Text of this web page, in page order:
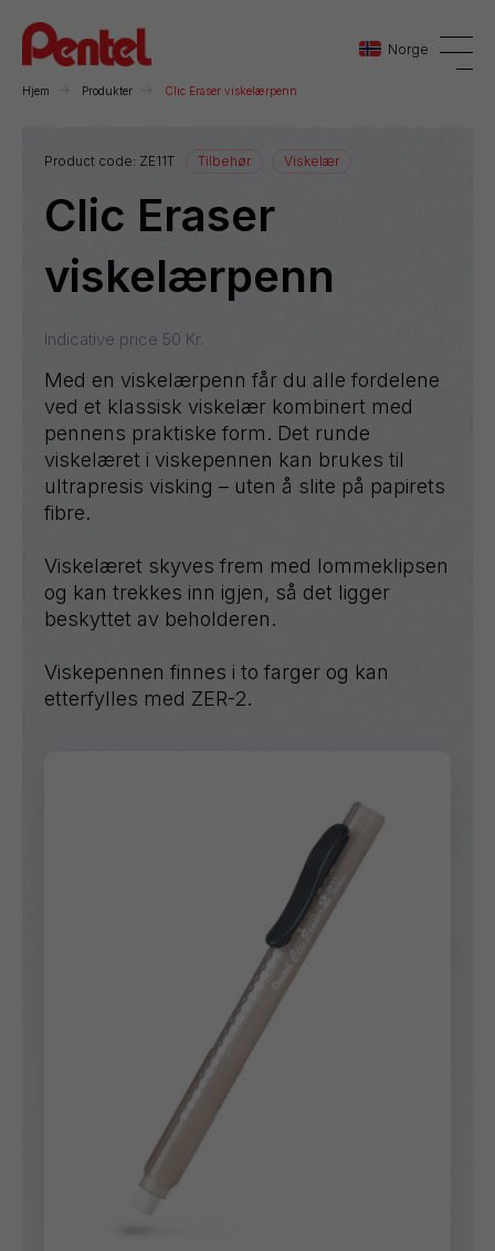
Norge
Danmark
Sverige
Hjem Produkter Clic Eraser viskelærpenn
Product code: ZE11T Tilbehør Viskelær
Clic Eraser
viskelærpenn
Indicative price 50 Kr.
Med en viskelærpenn får du alle fordelene
ved et klassisk viskelær kombinert med
pennens praktiske form. Det runde
viskelæret i viskepennen kan brukes til
ultrapresis visking – uten å slite på papirets
fibre.
Viskelæret skyves frem med lommeklipsen
og kan trekkes inn igjen, så det ligger
beskyttet av beholderen.
Viskepennen finnes i to farger og kan
etterfylles med ZER-2.